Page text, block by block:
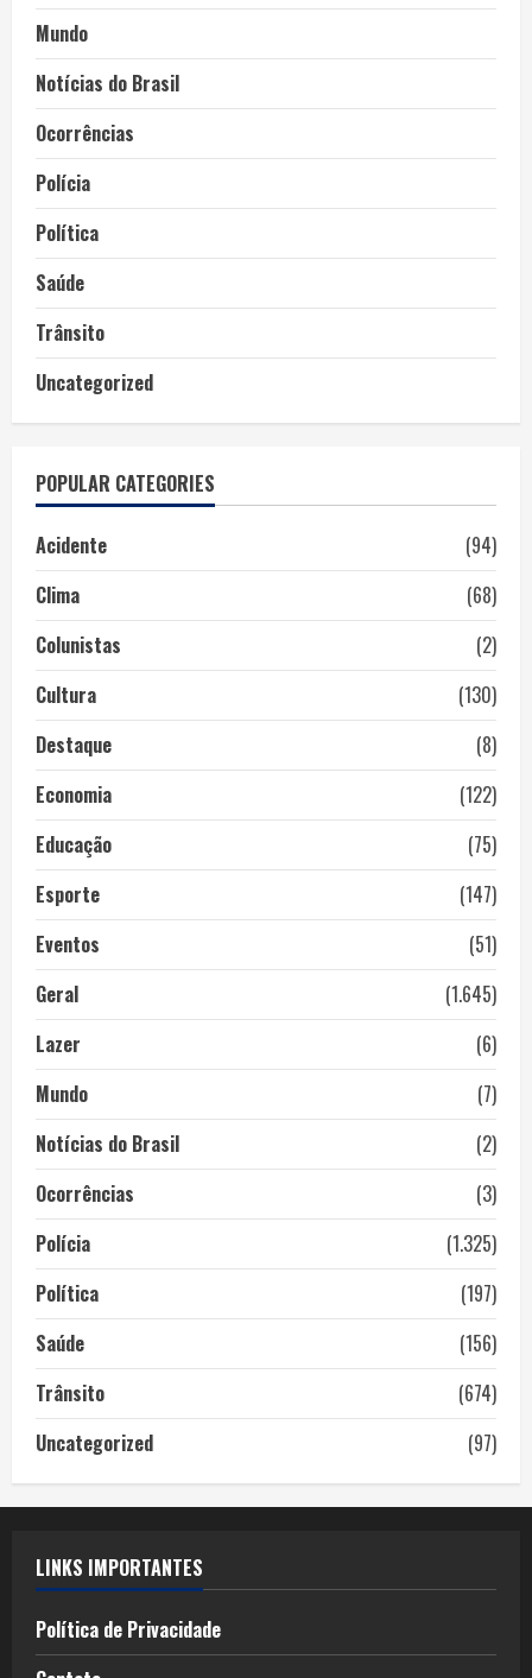
Mundo
Notícias do Brasil
Ocorrências
Polícia
Política
Saúde
Trânsito
Uncategorized
POPULAR CATEGORIES
Acidente
(94)
Clima
(68)
Colunistas
(2)
Cultura
(130)
Destaque
(8)
Economia
(122)
Educação
(75)
Esporte
(147)
Eventos
(51)
Geral
(1.645)
Lazer
(6)
Mundo
(7)
Notícias do Brasil
(2)
Ocorrências
(3)
Polícia
(1.325)
Política
(197)
Saúde
(156)
Trânsito
(674)
Uncategorized
(97)
LINKS IMPORTANTES
Política de Privacidade